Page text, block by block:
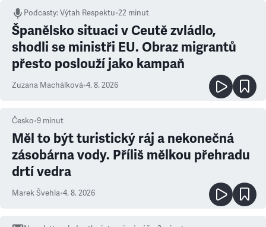
Podcasty:Výtah Respektu•22 minut
Španělsko situaci v Ceutě zvládlo,
shodli se ministři EU. Obraz migrantů
přesto poslouží jako kampaň
Zuzana Machálková•4. 8. 2026
Česko•9 minut
Měl to být turistický ráj a nekonečná
zásobárna vody. Příliš mělkou přehradu
drtí vedra
Marek Švehla•4. 8. 2026